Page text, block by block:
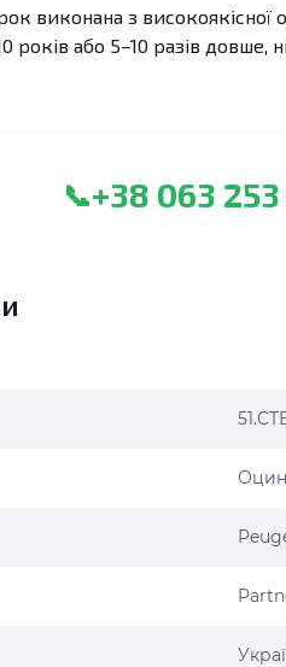
виконана з
років або 5–10 разів довше,
📞+38 063 253